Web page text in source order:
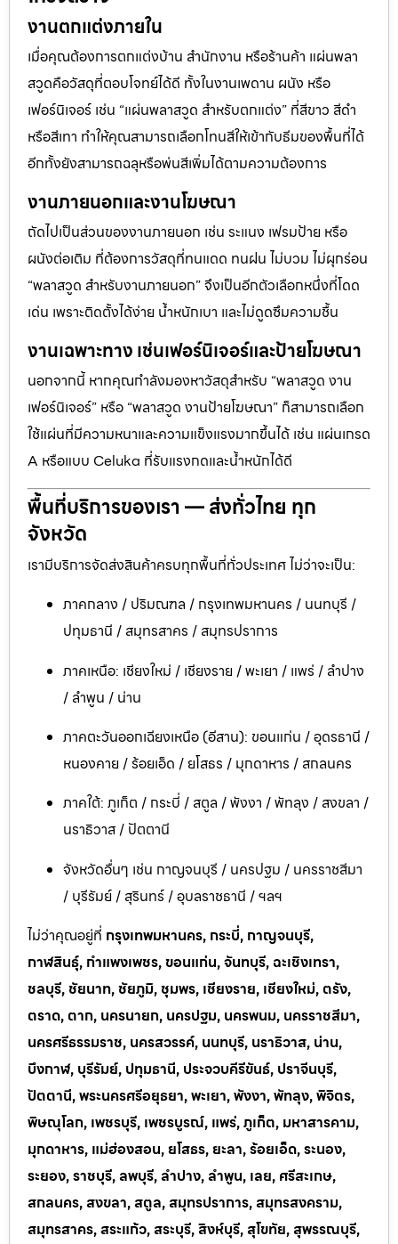
งานตกแต่งภายใน
เมื่อคุณต้องการตกแต่งบ้าน สำนักงาน หรือร้านค้า แผ่นพลา
สวูดคือวัสดุที่ตอบโจทย์ได้ดี ทั้งในงานเพดาน ผนัง หรือ
เฟอร์นิเจอร์ เช่น “แผ่นพลาสวูด สำหรับตกแต่ง” ที่สีขาว สีดำ
หรือสีเทา ทำให้คุณสามารถเลือกโทนสีให้เข้ากับธีมของพื้นที่ได้
อีกทั้งยังสามารถฉลุหรือพ่นสีเพิ่มได้ตามความต้องการ
งานภายนอกและงานโฆษณา
ถัดไปเป็นส่วนของงานภายนอก เช่น ระแนง เฟรมป้าย หรือ
ผนังต่อเติม ที่ต้องการวัสดุที่ทนแดด ทนฝน ไม่บวม ไม่ผุกร่อน
“พลาสวูด สำหรับงานภายนอก” จึงเป็นอีกตัวเลือกหนึ่งที่โดด
เด่น เพราะติดตั้งได้ง่าย น้ำหนักเบา และไม่ดูดซึมความชื้น
งานเฉพาะทาง เช่นเฟอร์นิเจอร์และป้ายโฆษณา
นอกจากนี้ หากคุณกำลังมองหาวัสดุสำหรับ “พลาสวูด งาน
เฟอร์นิเจอร์” หรือ “พลาสวูด งานป้ายโฆษณา” ก็สามารถเลือก
ใช้แผ่นที่มีความหนาและความแข็งแรงมากขึ้นได้ เช่น แผ่นเกรด
A หรือแบบ Celuka ที่รับแรงกดและน้ำหนักได้ดี
พื้นที่บริการของเรา — ส่งทั่วไทย ทุก
จังหวัด
เรามีบริการจัดส่งสินค้าครบทุกพื้นที่ทั่วประเทศ ไม่ว่าจะเป็น:
ภาคกลาง / ปริมณฑล / กรุงเทพมหานคร / นนทบุรี /
ปทุมธานี / สมุทรสาคร / สมุทรปราการ
ภาคเหนือ: เชียงใหม่ / เชียงราย / พะเยา / แพร่ / ลำปาง
/ ลำพูน / น่าน
ภาคตะวันออกเฉียงเหนือ (อีสาน): ขอนแก่น / อุดรธานี /
หนองคาย / ร้อยเอ็ด / ยโสธร / มุกดาหาร / สกลนคร
ภาคใต้: ภูเก็ต / กระบี่ / สตูล / พังงา / พัทลุง / สงขลา /
นราธิวาส / ปัตตานี
จังหวัดอื่นๆ เช่น กาญจนบุรี / นครปฐม / นครราชสีมา
/ บุรีรัมย์ / สุรินทร์ / อุบลราชธานี / ฯลฯ
ไม่ว่าคุณอยู่ที่ กรุงเทพมหานคร, กระบี่, กาญจนบุรี,
กาฬสินธุ์, กำแพงเพชร, ขอนแก่น, จันทบุรี, ฉะเชิงเทรา,
ชลบุรี, ชัยนาท, ชัยภูมิ, ชุมพร, เชียงราย, เชียงใหม่, ตรัง,
ตราด, ตาก, นครนายก, นครปฐม, นครพนม, นครราชสีมา,
นครศรีธรรมราช, นครสวรรค์, นนทบุรี, นราธิวาส, น่าน,
บึงกาฬ, บุรีรัมย์, ปทุมธานี, ประจวบคีรีขันธ์, ปราจีนบุรี,
ปัตตานี, พระนครศรีอยุธยา, พะเยา, พังงา, พัทลุง, พิจิตร,
พิษณุโลก, เพชรบุรี, เพชรบูรณ์, แพร่, ภูเก็ต, มหาสารคาม,
มุกดาหาร, แม่ฮ่องสอน, ยโสธร, ยะลา, ร้อยเอ็ด, ระนอง,
ระยอง, ราชบุรี, ลพบุรี, ลำปาง, ลำพูน, เลย, ศรีสะเกษ,
สกลนคร, สงขลา, สตูล, สมุทรปราการ, สมุทรสงคราม,
สมุทรสาคร, สระแก้ว, สระบุรี, สิงห์บุรี, สุโขทัย, สุพรรณบุรี,